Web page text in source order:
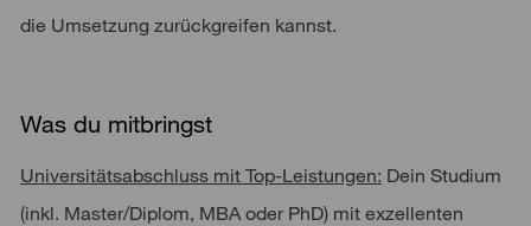
die Umsetzung zurückgreifen kannst.
Was du mitbringst
Universitätsabschluss mit Top-Leistungen: Dein Studium
(inkl. Master/Diplom, MBA oder PhD) mit exzellenten